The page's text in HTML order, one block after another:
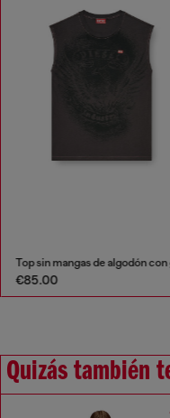
€85.00
Quizás también